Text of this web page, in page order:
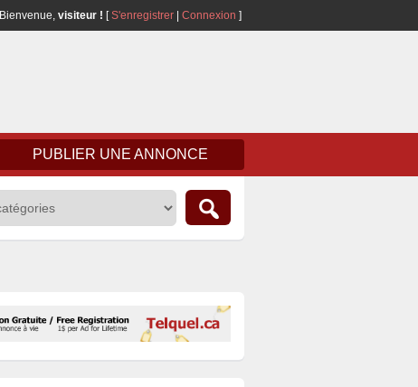
Bienvenue, visiteur ! [S'enregistrer Connexion ]
PUBLIER UNE ANNONCE